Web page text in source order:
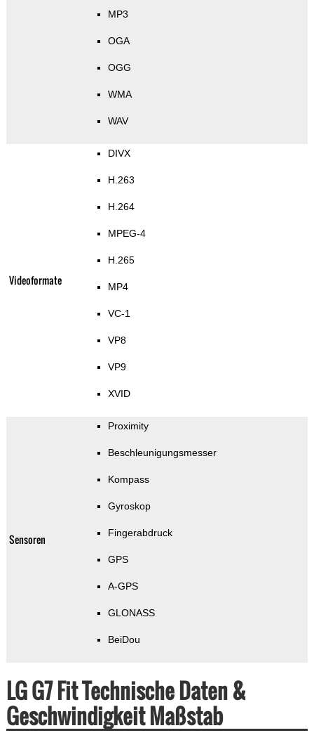
MP3
OGA
OGG
WMA
WAV
Videoformate
DIVX
H.263
H.264
MPEG-4
H.265
MP4
VC-1
VP8
VP9
XVID
Sensoren
Proximity
Beschleunigungsmesser
Kompass
Gyroskop
Fingerabdruck
GPS
A-GPS
GLONASS
BeiDou
LG G7 Fit Technische Daten &
Geschwindigkeit Maßstab